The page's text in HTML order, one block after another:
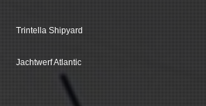
Trintella Shipyard
Jachtwerf Atlantic